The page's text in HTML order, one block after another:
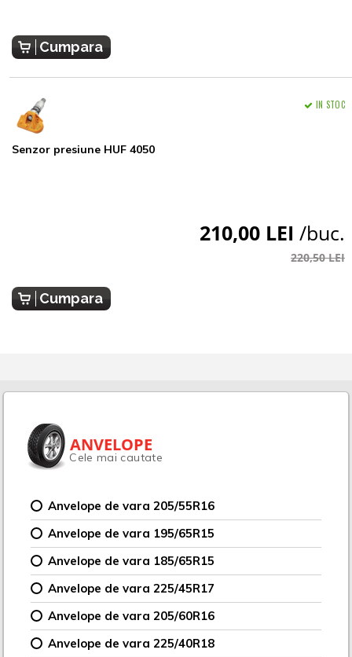
Cumpara
Senzor presiune HUF 4050
IN STOC
210,00 LEI /buc.
220,50 LEI
Cumpara
ANVELOPE
Cele mai cautate
Anvelope de vara 205/55R16
Anvelope de vara 195/65R15
Anvelope de vara 185/65R15
Anvelope de vara 225/45R17
Anvelope de vara 205/60R16
Anvelope de vara 225/40R18